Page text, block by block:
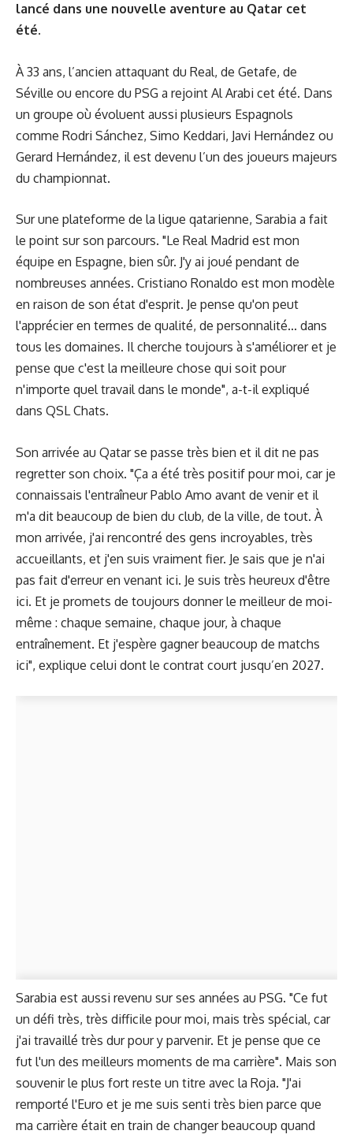
lancé dans une nouvelle aventure au Qatar cet
été.
À 33 ans, l’ancien attaquant du Real, de Getafe, de
Séville ou encore du PSG a rejoint Al Arabi cet été. Dans
un groupe où évoluent aussi plusieurs Espagnols
comme Rodri Sánchez, Simo Keddari, Javi Hernández ou
Gerard Hernández, il est devenu l’un des joueurs majeurs
du championnat.
Sur une plateforme de la ligue qatarienne, Sarabia a fait
le point sur son parcours. "Le Real Madrid est mon
équipe en Espagne, bien sûr. J'y ai joué pendant de
nombreuses années. Cristiano Ronaldo est mon modèle
en raison de son état d'esprit. Je pense qu'on peut
l'apprécier en termes de qualité, de personnalité... dans
tous les domaines. Il cherche toujours à s'améliorer et je
pense que c'est la meilleure chose qui soit pour
n'importe quel travail dans le monde", a-t-il expliqué
dans QSL Chats.
Son arrivée au Qatar se passe très bien et il dit ne pas
regretter son choix. "Ça a été très positif pour moi, car je
connaissais l'entraîneur Pablo Amo avant de venir et il
m'a dit beaucoup de bien du club, de la ville, de tout. À
mon arrivée, j'ai rencontré des gens incroyables, très
accueillants, et j'en suis vraiment fier. Je sais que je n'ai
pas fait d'erreur en venant ici. Je suis très heureux d'être
ici. Et je promets de toujours donner le meilleur de moi-
même : chaque semaine, chaque jour, à chaque
entraînement. Et j'espère gagner beaucoup de matchs
ici", explique celui dont le contrat court jusqu’en 2027.
Sarabia est aussi revenu sur ses années au PSG. "Ce fut
un défi très, très difficile pour moi, mais très spécial, car
j'ai travaillé très dur pour y parvenir. Et je pense que ce
fut l'un des meilleurs moments de ma carrière". Mais son
souvenir le plus fort reste un titre avec la Roja. "J'ai
remporté l'Euro et je me suis senti très bien parce que
ma carrière était en train de changer beaucoup quand